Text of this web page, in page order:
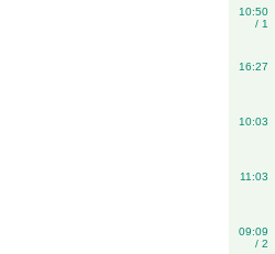
10:50
/ 1
16:27
10:03
11:03
09:09
/ 2